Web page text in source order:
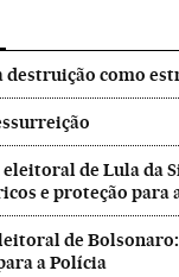
destruição como
de Lula da
e proteção para
de
a Polícia